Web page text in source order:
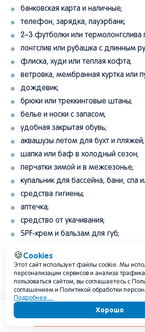
банковская карта и наличные;
телефон, зарядка, пауэрбанк;
2–3 футболки или термолонгслива
лонгслив или рубашка с длинным
флиска, худи или теплая кофта;
ветровка, мембранная куртка или
дождевик;
брюки или треккинговые штаны;
белье и носки с запасом;
удобная закрытая обувь;
аквашузы летом для бухт и пляжей;
шапка или баф в холодный сезон;
перчатки зимой и в межсезонье;
купальник для бассейна, бани, спа
средства гигиены;
аптечка;
средство от укачивания;
SPF-крем и бальзам для губ;
Список вещей на Сахалин
больше
Если едете на Сахалин на 7 дней и
маяком Анива, мысом Великан, бухтой
Содержание
🍪Cookies
Этот сайт использует файлы cookie. Мы
персонализации сервисов и анализа
пользоваться сайтом, вы соглашаетесь с
соглашением и Политикой обработки
Подробнее…
Хорошо